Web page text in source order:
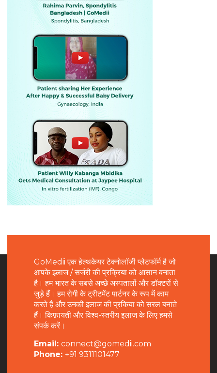
GoMedii एक हेल्थकेयर टेक्नोलॉजी प्लेटफॉर्म है जो
आपके इलाज / सर्जरी की प्रक्रिया को आसान बनाता
है। हम भारत के सबसे अच्छे अस्पतालों और डॉक्टरों से
जुड़े हैं। हम रोगी के ट्रीटमेंट पार्टनर के रूप में काम
करते हैं और उनकी इलाज की प्रकिया को सरल बनाते
हैं। किफ़ायती और विश्व-स्तरीय इलाज के लिए हमसे
संपर्क करें।
Email: connect@gomedii.com
Phone: +91 9311101477